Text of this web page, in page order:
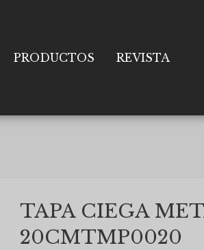
PRODUCTOS REVISTA
TAPA CIEGA
20CMTMP0020